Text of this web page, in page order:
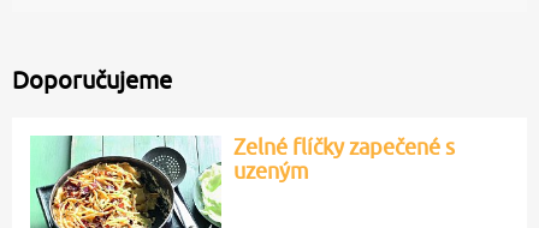
Doporučujeme
Zelné flíčky zapečené s
uzeným